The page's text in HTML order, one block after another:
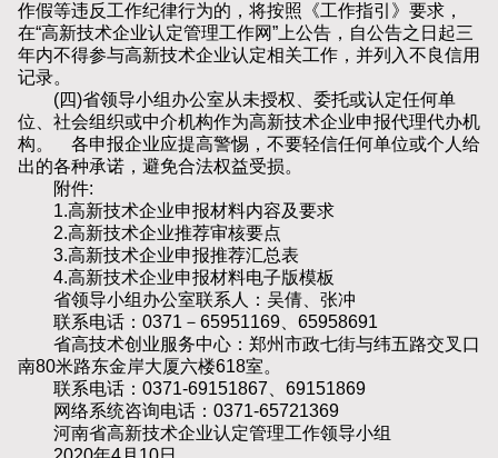
作假等违反工作纪律行为的，将按照《工作指引》要求，
在“高新技术企业认定管理工作网”上公告，自公告之日起三
年内不得参与高新技术企业认定相关工作，并列入不良信用
记录。
(四)省领导小组办公室从未授权、委托或认定任何单
位、社会组织或中介机构作为高新技术企业申报代理代办机
构。 各申报企业应提高警惕，不要轻信任何单位或个人给
出的各种承诺，避免合法权益受损。
附件:
1.高新技术企业申报材料内容及要求
2.高新技术企业推荐审核要点
3.高新技术企业申报推荐汇总表
4.高新技术企业申报材料电子版模板
省领导小组办公室联系人：吴倩、张冲
联系电话：0371－65951169、65958691
省高技术创业服务中心：郑州市政七街与纬五路交叉口
南80米路东金岸大厦六楼618室。
联系电话：0371-69151867、69151869
网络系统咨询电话：0371-65721369
河南省高新技术企业认定管理工作领导小组